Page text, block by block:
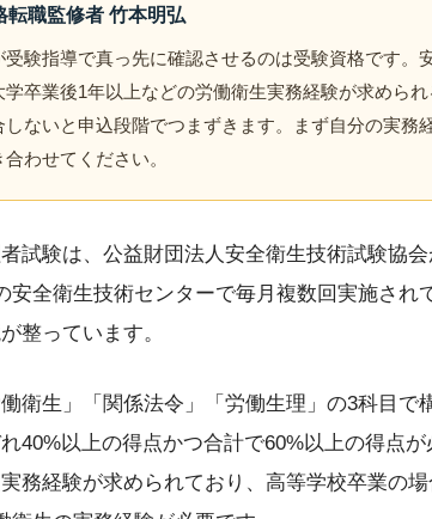
転職監修者 竹本明弘
受験指導で真っ先に確認させるのは受験資格です。
学卒業後1年以上などの労働衛生実務経験が求めら
しないと申込段階でつまずきます。まず自分の実務
合わせてください。
試験は、公益財団法人安全衛生技術試験協
安全衛生技術センターで毎月複数回実施され
整っています。
衛生」「関係法令」「労働生理」の3科目で
40%以上の得点かつ合計で60%以上の得点
務経験が求められており、高等学校卒業の